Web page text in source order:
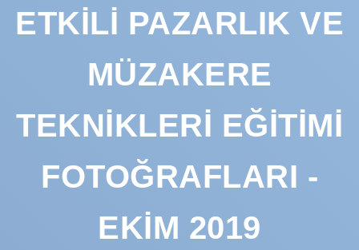
ETKILI PAZARLIK VE
MÜZAKERE
TEKNIKLERI EĞITIMI
FOTOĞRAFLARI -
EKIM 2019